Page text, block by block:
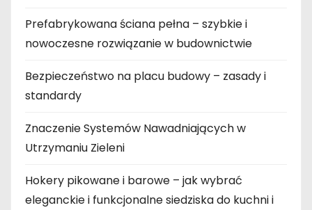
Prefabrykowana ściana pełna – szybkie i
nowoczesne rozwiązanie w budownictwie
Bezpieczeństwo na placu budowy – zasady i
standardy
Znaczenie Systemów Nawadniających w
Utrzymaniu Zieleni
Hokery pikowane i barowe – jak wybrać
eleganckie i funkcjonalne siedziska do kuchni i